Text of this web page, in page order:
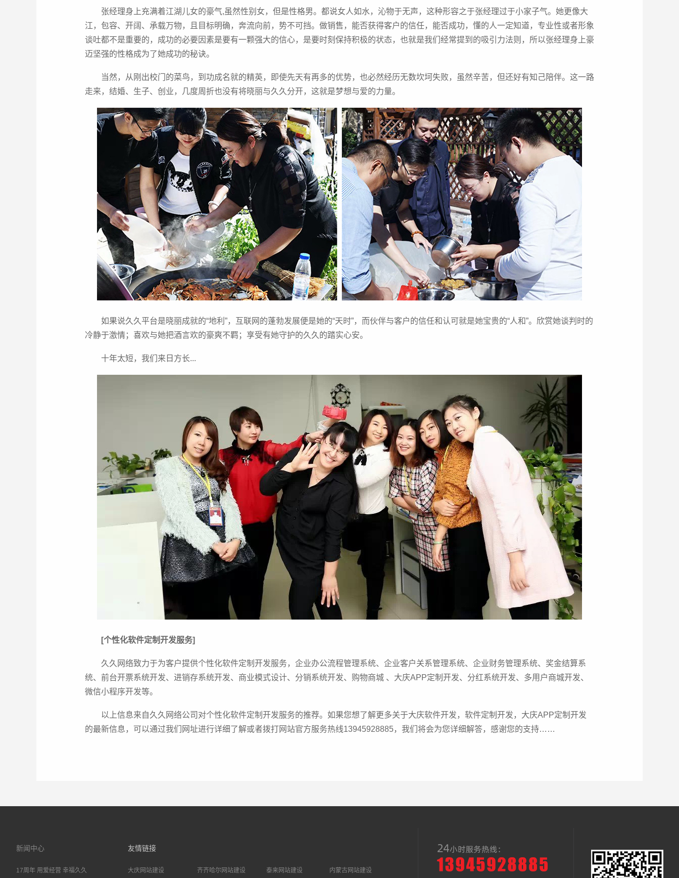
张经理身上充满着江湖儿女的豪气,虽然性别女，但是性格男。都说女人如水，沁物于无声，这种形容之于张经理过于小家子气。她更像大
江，包容、开阔、承载万物，且目标明确，奔流向前，势不可挡。做销售，能否获得客户的信任，能否成功，懂的人一定知道，专业性或者形象
谈吐都不是重要的，成功的必要因素是要有一颗强大的信心，是要时刻保持积极的状态，也就是我们经常提到的吸引力法则，所以张经理身上豪
迈坚强的性格成为了她成功的秘诀。
当然，从刚出校门的菜鸟，到功成名就的精英，即使先天有再多的优势，也必然经历无数坎坷失败，虽然辛苦，但还好有知己陪伴。这一路
走来，结婚、生子、创业，几度周折也没有将晓丽与久久分开，这就是梦想与爱的力量。
如果说久久平台是晓丽成就的“地利”，互联网的蓬勃发展便是她的“天时”，而伙伴与客户的信任和认可就是她宝贵的“人和”。欣赏她谈判时的
冷静于激情；喜欢与她把酒言欢的豪爽不羁；享受有她守护的久久的踏实心安。
十年太短，我们来日方长...
[个性化软件定制开发服务]
久久网络致力于为客户提供个性化软件定制开发服务，企业办公流程管理系统、企业客户关系管理系统、企业财务管理系统、奖金结算系
统、前台开票系统开发、进销存系统开发、商业模式设计、分销系统开发、购物商城 、大庆APP定制开发、分红系统开发、多用户商城开发、
微信小程序开发等。
以上信息来自久久网络公司对个性化软件定制开发服务的推荐。如果您想了解更多关于大庆软件开发，软件定制开发，大庆APP定制开发
的最新信息，可以通过我们网址进行详细了解或者拨打网站官方服务热线13945928885，我们将会为您详细解答，感谢您的支持……
新闻中心
17周年 用爱经营 幸福久久
友情链接
大庆网站建设 齐齐哈尔网站建设 泰来网站建设 内蒙古网站建设